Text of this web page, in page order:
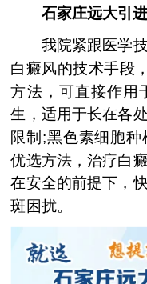
石家庄远大引进
我院紧跟医学技
白癜风的技术手段
方法，可直接作用
生，适用于长在各
限制;黑色素细胞
优选方法，治疗白
在安全的前提下，
斑困扰。